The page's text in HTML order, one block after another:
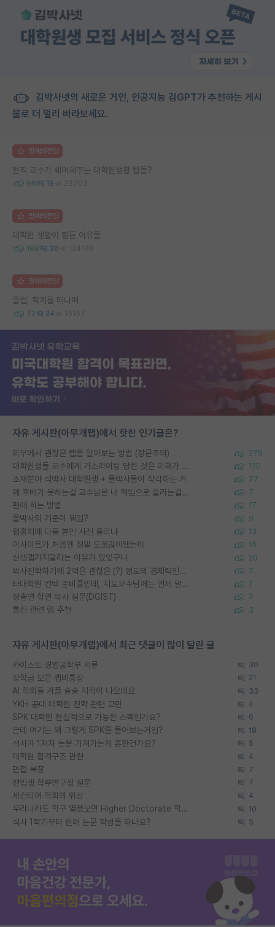
김박사넷의 새로운 거인, 인공지능 김GPT가 추천하는 게시
물로 더 멀리 바라보세요.
명예의전당
현직 교수가 쉐어해주는 대학원생활 팁들?
96 19 23703
명예의전당
대학원 생활이 힘든 이유들
188 36 124139
명예의전당
졸업, 학계를 떠나며
72 24 15157
자유 게시판(아무개랩)에서 핫한 인기글은?
외부에서 괜찮은 랩을 알아보는 방법 (장문주의) 278
대학원생들 교수에게 가스라이팅 당한 것은 이해가 갑니다. 안타깝네요. 120
소재분야 석박사 대학원생 + 물박사들이 착각하는 거 77
왜 후배가 못하는걸 교수님은 내 책임으로 돌리는걸까요? 7
편애 하는 방법 17
물박사의 기준이 뭐임? 9
랩홈피에 다들 본인 사진 올리냐 13
이사이트가 처음엔 정말 도움많이됐는데 16
신생랩가지말라는 이유가 있었구나 20
박사진학하기에 2억은 괜찮은 (?) 정도의 경제력인가요 7
타대학원 컨텍 준비중인데, 지도교수님께는 언제 말씀드려야 할까요? 2
정출연 학연 박사 질문(DGIST) 2
통신 관련 랩 추천 3
자유 게시판(아무개랩)에서 최근 댓글이 많이 달린 글
카이스트 경영공학부 서류 30
장학금 모은 랩비통장 21
AI 학회들 거품 슬슬 지적이 나오네요 33
YKH 공대 대학원 진학 관련 고민 4
SPK 대학원 현실적으로 가능한 스펙인가요? 6
근데 여기는 왜 그렇게 SPK를 물어보는거임? 18
석사가 1저자 논문 가져가는게 흔한건가요? 5
대학원 합격구조 관련 4
면접 복장 7
편입생 학부연구생 질문 7
세컨티어 학회의 위상 4
우리나라도 학구 열풍보면 Higher Doctorate 학위가 필요하다고 봅니다. 10
석사 1학기부터 원래 논문 작성을 하나요? 5